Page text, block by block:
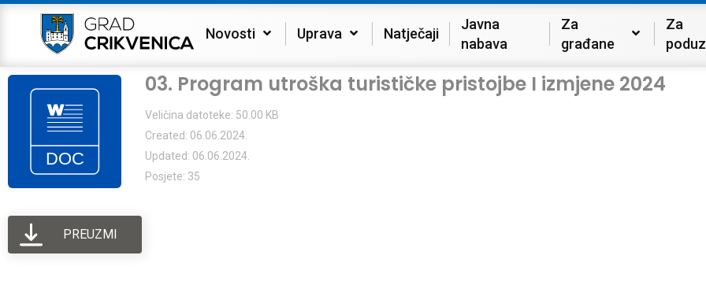
Novosti Uprava Natječaji
Javna
nabava
Za
građane
Za
03. Program utroška turističke pristojbe I izmjene 2024
Veličina datoteke: 50.00 KB
Created: 06.06.2024.
Updated: 06.06.2024.
Posjete: 35
PREUZMI